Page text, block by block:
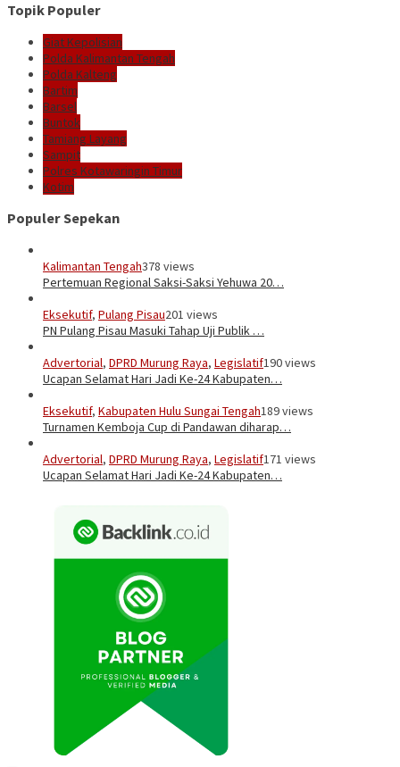
Topik Populer
Giat Kepolisian
Polda Kalimantan Tengah
Polda Kalteng
Bartim
Barsel
Buntok
Tamiang Layang
Sampit
Polres Kotawaringin Timur
Kotim
Populer Sepekan
Kalimantan Tengah378 views
Pertemuan Regional Saksi-Saksi Yehuwa 20…
Eksekutif, Pulang Pisau201 views
PN Pulang Pisau Masuki Tahap Uji Publik …
Advertorial, DPRD Murung Raya, Legislatif190 views
Ucapan Selamat Hari Jadi Ke-24 Kabupaten…
Eksekutif, Kabupaten Hulu Sungai Tengah189 views
Turnamen Kemboja Cup di Pandawan diharap…
Advertorial, DPRD Murung Raya, Legislatif171 views
Ucapan Selamat Hari Jadi Ke-24 Kabupaten…